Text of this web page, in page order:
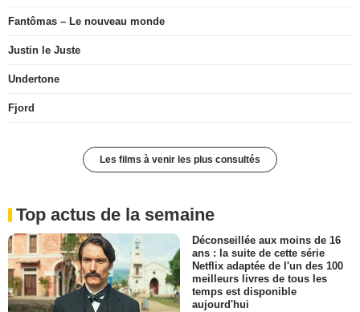
Fantômas – Le nouveau monde
Justin le Juste
Undertone
Fjord
Les films à venir les plus consultés
Top actus de la semaine
Déconseillée aux moins de 16
ans : la suite de cette série
Netflix adaptée de l'un des 100
meilleurs livres de tous les
temps est disponible
aujourd'hui